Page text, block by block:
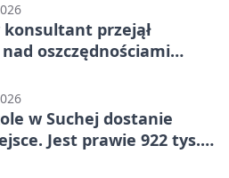
konsultant przejął
oszczędnościami
w Suchej dostanie
Jest prawie 922 tys.